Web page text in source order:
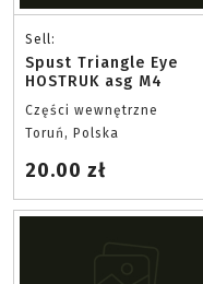
Sell:
Spust Triangle Eye
HOSTRUK asg M4
Części wewnętrzne
Toruń, Polska
20.00 zł